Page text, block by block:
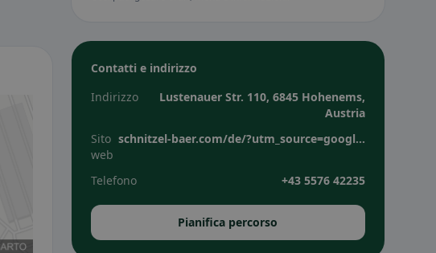
Contatti e indirizzo
Indirizzo
Lustenauer Str. 110, 6845 Hohenems,
Austria
Sito
web
schnitzel-baer.com/de/?utm_source=google-places&utm_medium=organic
Telefono +43 5576 42235
Pianifica percorso